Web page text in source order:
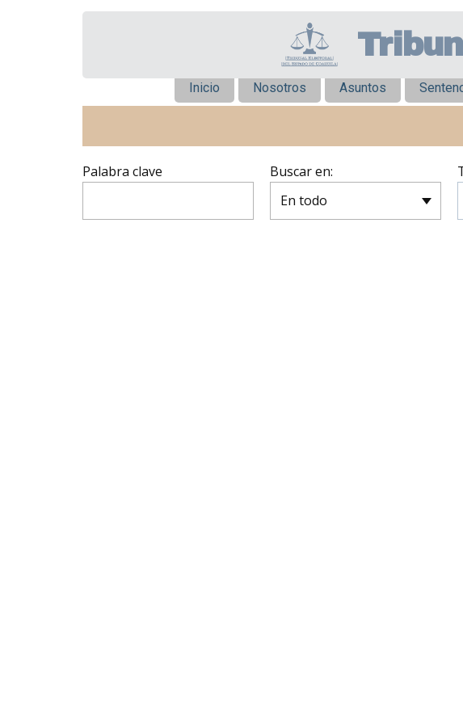
Inicio Nosotros Asuntos
Palabra clave Buscar en: